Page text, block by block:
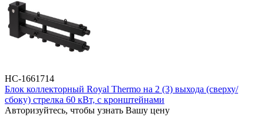
НС-1661714
Блок коллекторный Royal Thermo на 2 (3) выхода (сверху/
сбоку) стрелка 60 кВт, с кронштейнами
Авторизуйтесь, чтобы узнать Вашу цену